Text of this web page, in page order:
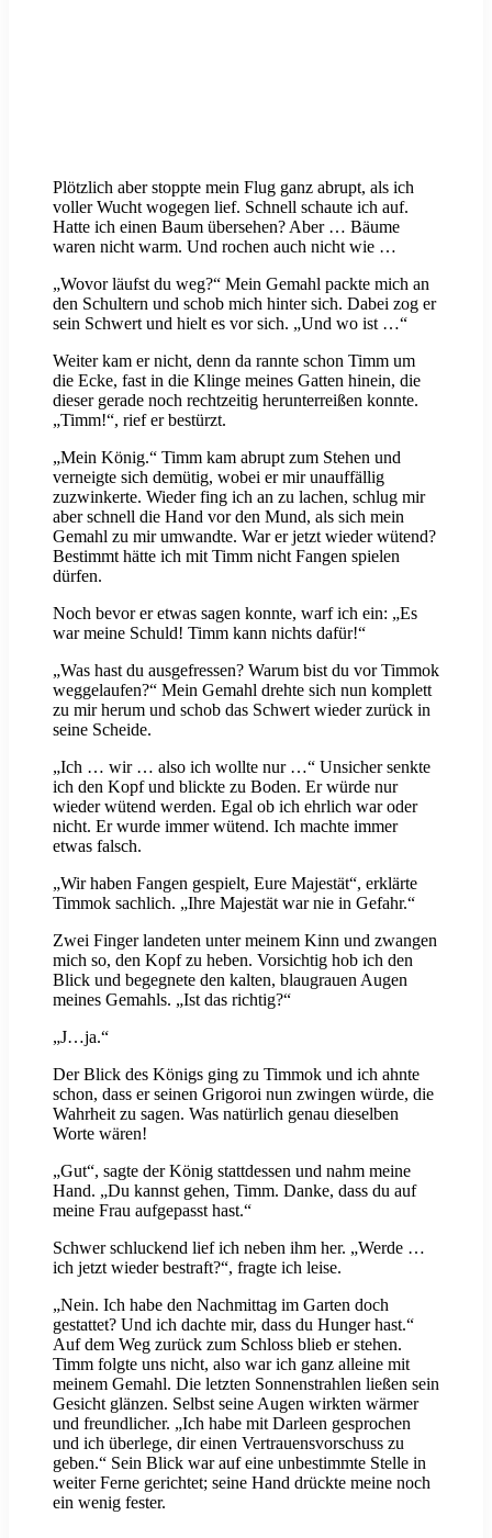
Plötzlich aber stoppte mein Flug ganz abrupt, als ich
voller Wucht wogegen lief. Schnell schaute ich auf.
Hatte ich einen Baum übersehen? Aber … Bäume
waren nicht warm. Und rochen auch nicht wie …
„Wovor läufst du weg?“ Mein Gemahl packte mich an
den Schultern und schob mich hinter sich. Dabei zog er
sein Schwert und hielt es vor sich. „Und wo ist …“
Weiter kam er nicht, denn da rannte schon Timm um
die Ecke, fast in die Klinge meines Gatten hinein, die
dieser gerade noch rechtzeitig herunterreißen konnte.
„Timm!“, rief er bestürzt.
„Mein König.“ Timm kam abrupt zum Stehen und
verneigte sich demütig, wobei er mir unauffällig
zuzwinkerte. Wieder fing ich an zu lachen, schlug mir
aber schnell die Hand vor den Mund, als sich mein
Gemahl zu mir umwandte. War er jetzt wieder wütend?
Bestimmt hätte ich mit Timm nicht Fangen spielen
dürfen.
Noch bevor er etwas sagen konnte, warf ich ein: „Es
war meine Schuld! Timm kann nichts dafür!“
„Was hast du ausgefressen? Warum bist du vor Timmok
weggelaufen?“ Mein Gemahl drehte sich nun komplett
zu mir herum und schob das Schwert wieder zurück in
seine Scheide.
„Ich … wir … also ich wollte nur …“ Unsicher senkte
ich den Kopf und blickte zu Boden. Er würde nur
wieder wütend werden. Egal ob ich ehrlich war oder
nicht. Er wurde immer wütend. Ich machte immer
etwas falsch.
„Wir haben Fangen gespielt, Eure Majestät“, erklärte
Timmok sachlich. „Ihre Majestät war nie in Gefahr.“
Zwei Finger landeten unter meinem Kinn und zwangen
mich so, den Kopf zu heben. Vorsichtig hob ich den
Blick und begegnete den kalten, blaugrauen Augen
meines Gemahls. „Ist das richtig?“
„J…ja.“
Der Blick des Königs ging zu Timmok und ich ahnte
schon, dass er seinen Grigoroi nun zwingen würde, die
Wahrheit zu sagen. Was natürlich genau dieselben
Worte wären!
„Gut“, sagte der König stattdessen und nahm meine
Hand. „Du kannst gehen, Timm. Danke, dass du auf
meine Frau aufgepasst hast.“
Schwer schluckend lief ich neben ihm her. „Werde …
ich jetzt wieder bestraft?“, fragte ich leise.
„Nein. Ich habe den Nachmittag im Garten doch
gestattet? Und ich dachte mir, dass du Hunger hast.“
Auf dem Weg zurück zum Schloss blieb er stehen.
Timm folgte uns nicht, also war ich ganz alleine mit
meinem Gemahl. Die letzten Sonnenstrahlen ließen sein
Gesicht glänzen. Selbst seine Augen wirkten wärmer
und freundlicher. „Ich habe mit Darleen gesprochen
und ich überlege, dir einen Vertrauensvorschuss zu
geben.“ Sein Blick war auf eine unbestimmte Stelle in
weiter Ferne gerichtet; seine Hand drückte meine noch
ein wenig fester.